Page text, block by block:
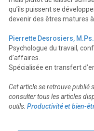
qu’ils puissent se
devenir des êtres matures
Pierrette Desrosiers, M.Ps.
Psychologue du travail,
d’affaires.
Spécialisée en transfert
Cet article se retrouve publié
consulter tous les articles
outils:Productivité et bien-